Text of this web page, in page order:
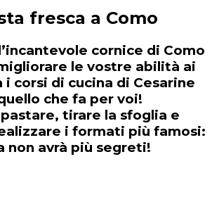
fresca a Como
cornice di Como
le vostre abilità ai
i corsi di cucina di Cesarine
che fa per voi!
tirare la sfoglia e
i formati più famosi:
non avrà più segreti!